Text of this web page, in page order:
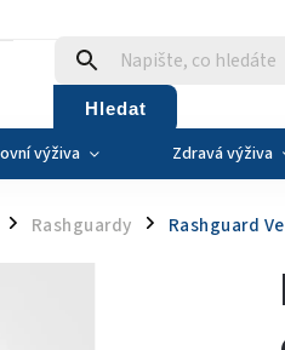
Hledat
výživa Zdravá výživa
/ Rashguardy / Rashguard